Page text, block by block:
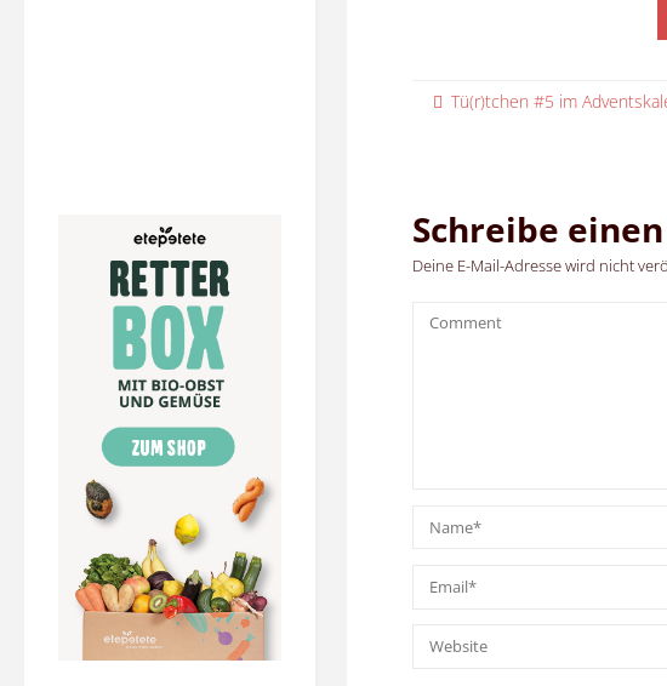
Tü(r)tchen #5 im
Schreibe
Deine E-Mail-Adresse wird nicht